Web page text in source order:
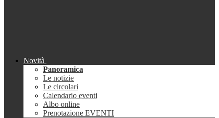
Novità
Panoramica
Le notizie
Le circolari
Calendario eventi
Albo online
Prenotazione EVENTI